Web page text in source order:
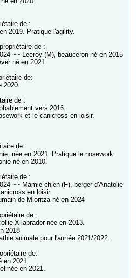
de :
2019. Pratique l'agility.
de :
~~ Leeroy (M), beauceron né en 2015
né en 2021
de:
2020.
de :
vers 2016.
et le canicross en loisir.
de:
née en 2021. Pratique le nosework.
né en 2010.
de :
~~ Mamie chien (F), berger d'Anatolie
en loisir.
de Mioritza né en 2024
de :
X labrador née en 2013.
2018
animale pour l'année 2021/2022.
de:
en 2021
née en 2021.